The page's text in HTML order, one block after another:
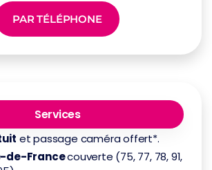
Services
et passage caméra offert*.
de-Francecouverte (75, 77, 78, 91,
PAR TÉLÉPHONE